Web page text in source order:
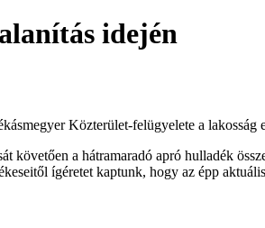
idején
Közterület-felügyelete a lakosság
követően a hátramaradó apró hulladék
ígéretet kaptunk, hogy az épp